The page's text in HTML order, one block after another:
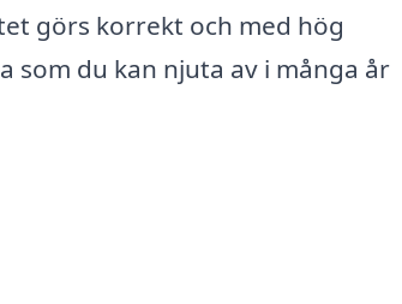
görs korrekt och med hög
som du kan njuta av i många år